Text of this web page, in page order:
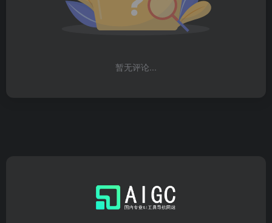
暂无评论...